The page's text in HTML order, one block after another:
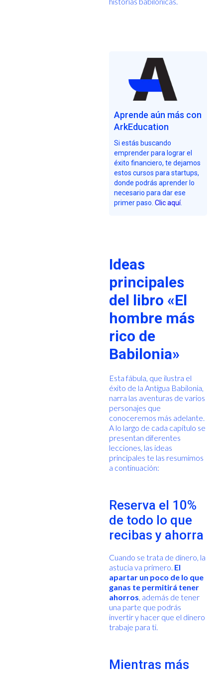
Aprende aún más con
ArkEducation
Si estás buscando
emprender para lograr el
éxito financiero, te dejamos
estos cursos para startups,
donde podrás aprender lo
necesario para dar ese
primer paso. Clic aquí.
Ideas
principales
del libro «El
hombre más
rico de
Babilonia»
Esta fábula, que ilustra el
éxito de la Antigua Babilonia,
narra las aventuras de varios
personajes que
conoceremos más adelante.
A lo largo de cada capítulo se
presentan diferentes
lecciones, las ideas
principales te las resumimos
a continuación:
Reserva el 10%
de todo lo que
recibas y ahorra
Cuando se trata de dinero, la
astucia va primero. El
apartar un poco de lo que
ganas te permitirá tener
ahorros , además de tener
una parte que podrás
invertir y hacer que el dinero
trabaje para ti.
Mientras más